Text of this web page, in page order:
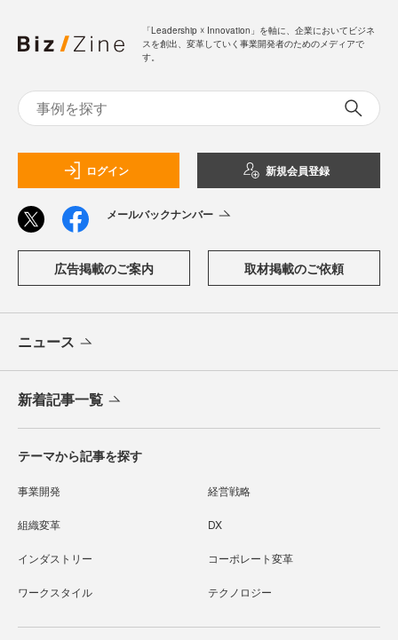
「Leadership ☓ Innovation」を軸に、企業においてビジネ
スを創出、変革していく事業開発者のためのメディアで
す。
ログイン 新規会員登録
メールバックナンバー
広告掲載のご案内 取材掲載のご依頼
ニュース
新着記事一覧
テーマから記事を探す
事業開発 経営戦略
組織変革 DX
インダストリー コーポレート変革
ワークスタイル テクノロジー